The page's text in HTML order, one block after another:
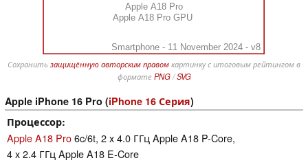
Apple A18 Pro
Apple A18 Pro GPU
Smartphone - 11 November 2024 - v8
Сохранить защищённую авторским правомкартинку с итоговым рейтингом в
формате PNG/SVG
Apple iPhone 16 Pro (iPhone 16 Серия)
Процессор
Apple A18 Pro6c/6t, 2 x 4.0 ГГц Apple A18 P-Core,
4 x 2.4 ГГц Apple A18 E-Core